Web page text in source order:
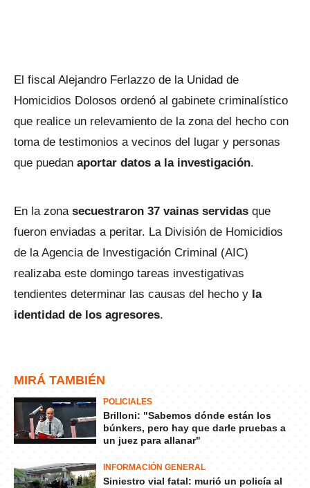
El fiscal Alejandro Ferlazzo de la Unidad de
Homicidios Dolosos ordenó al gabinete criminalístico
que realice un relevamiento de la zona del hecho con
toma de testimonios a vecinos del lugar y personas
que puedan aportar datos a la investigación.
En la zona secuestraron 37 vainas servidas que
fueron enviadas a peritar. La División de Homicidios
de la Agencia de Investigación Criminal (AIC)
realizaba este domingo tareas investigativas
tendientes determinar las causas del hecho y la
identidad de los agresores.
MIRÁ TAMBIÉN
POLICIALES
Brilloni: "Sabemos dónde están los
búnkers, pero hay que darle pruebas a
un juez para allanar"
INFORMACIÓN GENERAL
Siniestro vial fatal: murió un policía al